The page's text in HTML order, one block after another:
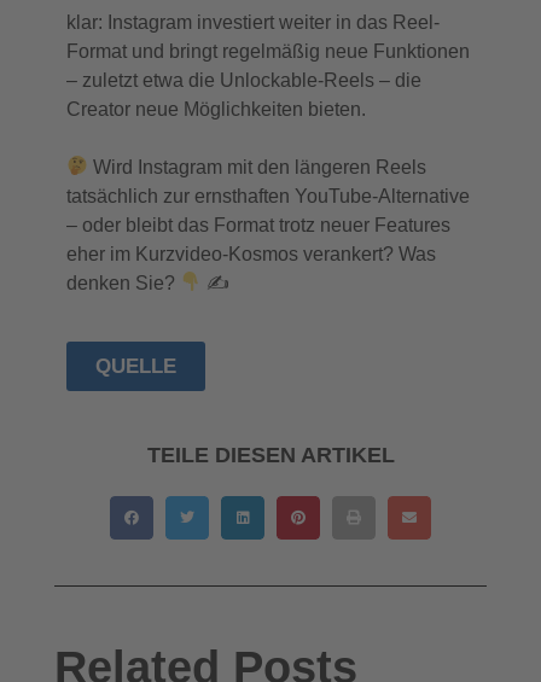
klar: Instagram investiert weiter in das Reel-
Format und bringt regelmäßig neue Funktionen
– zuletzt etwa die Unlockable-Reels – die
Creator neue Möglichkeiten bieten.
Wird Instagram mit den längeren Reels
tatsächlich zur ernsthaften YouTube-Alternative
– oder bleibt das Format trotz neuer Features
eher im Kurzvideo-Kosmos verankert? Was
denken Sie?
✍
QUELLE
TEILE DIESEN ARTIKEL
Related Posts